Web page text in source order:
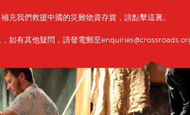
充我們救援中國的災難物資存貨，請點擊這裏。
如有其他疑問，請發電郵至